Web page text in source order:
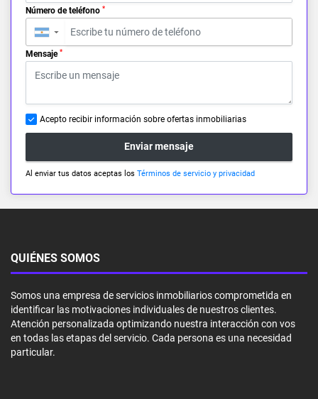
Número de teléfono *
▼
Mensaje *
Acepto recibir información sobre ofertas inmobiliarias
Enviar mensaje
Al enviar tus datos aceptas los Términos de servicio y privacidad
QUIÉNES SOMOS
Somos una empresa de servicios inmobiliarios comprometida en
identificar las motivaciones individuales de nuestros clientes.
Atención personalizada optimizando nuestra interacción con vos
en todas las etapas del servicio. Cada persona es una necesidad
particular.